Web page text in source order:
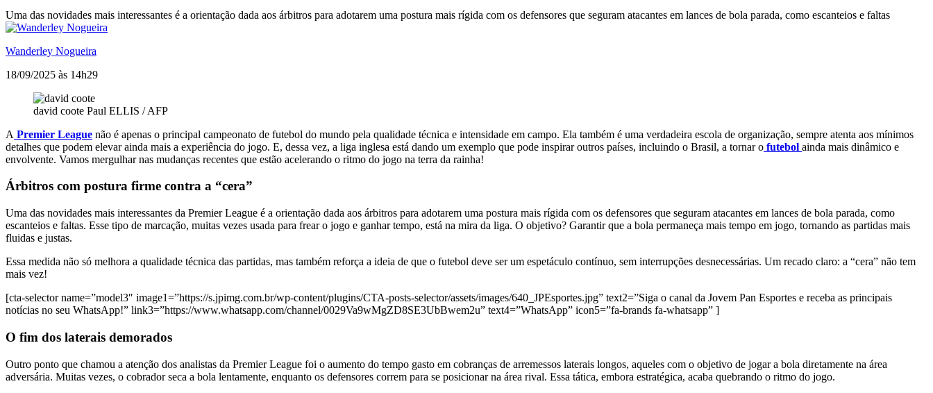
Uma das novidades mais interessantes é a orientação dada aos árbitros para adotarem uma postura mais rígida com os defensores que seguram atacantes em lances de bola parada, como escanteios e faltas
Wanderley Nogueira
18/09/2025 às 14h29
david coote Paul ELLIS / AFP
A Premier League não é apenas o principal campeonato de futebol do mundo pela qualidade técnica e intensidade em campo. Ela também é uma verdadeira escola de organização, sempre atenta aos mínimos
detalhes que podem elevar ainda mais a experiência do jogo. E, dessa vez, a liga inglesa está dando um exemplo que pode inspirar outros países, incluindo o Brasil, a tornar o futebol ainda mais dinâmico e
envolvente. Vamos mergulhar nas mudanças recentes que estão acelerando o ritmo do jogo na terra da rainha!
Árbitros com postura firme contra a “cera”
Uma das novidades mais interessantes da Premier League é a orientação dada aos árbitros para adotarem uma postura mais rígida com os defensores que seguram atacantes em lances de bola parada, como
escanteios e faltas. Esse tipo de marcação, muitas vezes usada para frear o jogo e ganhar tempo, está na mira da liga. O objetivo? Garantir que a bola permaneça mais tempo em jogo, tornando as partidas mais
fluidas e justas.
Essa medida não só melhora a qualidade técnica das partidas, mas também reforça a ideia de que o futebol deve ser um espetáculo contínuo, sem interrupções desnecessárias. Um recado claro: a “cera” não tem
mais vez!
[cta-selector name=”model3″ image1=”https://s.jpimg.com.br/wp-content/plugins/CTA-posts-selector/assets/images/640_JPEsportes.jpg” text2=”Siga o canal da Jovem Pan Esportes e receba as principais
notícias no seu WhatsApp!” link3=”https://www.whatsapp.com/channel/0029Va9wMgZD8SE3UbBwem2u” text4=”WhatsApp” icon5=”fa-brands fa-whatsapp” ]
O fim dos laterais demorados
Outro ponto que chamou a atenção dos analistas da Premier League foi o aumento do tempo gasto em cobranças de arremessos laterais longos, aqueles com o objetivo de jogar a bola diretamente na área
adversária. Muitas vezes, o cobrador seca a bola lentamente, enquanto os defensores correm para se posicionar na área rival. Essa tática, embora estratégica, acaba quebrando o ritmo do jogo.